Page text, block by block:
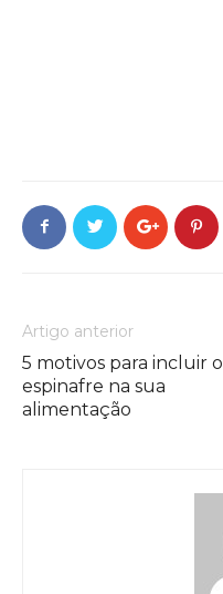
Artigo anterior
5 motivos para incluir o
espinafre na sua
alimentação